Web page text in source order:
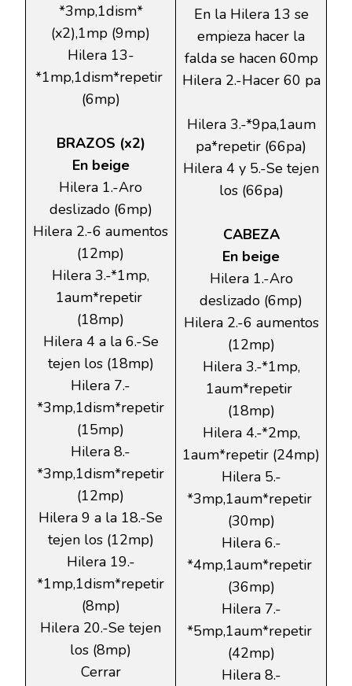
*3mp,1dism*
(x2),1mp (9mp)
Hilera 13-
*1mp,1dism*repetir
(6mp)
BRAZOS (x2)
En beige
Hilera 1.-Aro
deslizado (6mp)
Hilera 2.-6 aumentos
(12mp)
Hilera 3.-*1mp,
1aum*repetir
(18mp)
Hilera 4 a la 6.-Se
tejen los (18mp)
Hilera 7.-
*3mp,1dism*repetir
(15mp)
Hilera 8.-
*3mp,1dism*repetir
(12mp)
Hilera 9 a la 18.-Se
tejen los (12mp)
Hilera 19.-
*1mp,1dism*repetir
(8mp)
Hilera 20.-Se tejen
los (8mp)
Cerrar
En la Hilera 13 se
empieza hacer la
falda se hacen 60mp
Hilera 2.-Hacer 60 pa
Hilera 3.-*9pa,1aum
pa*repetir (66pa)
Hilera 4 y 5.-Se tejen
los (66pa)
CABEZA
En beige
Hilera 1.-Aro
deslizado (6mp)
Hilera 2.-6 aumentos
(12mp)
Hilera 3.-*1mp,
1aum*repetir
(18mp)
Hilera 4.-*2mp,
1aum*repetir (24mp)
Hilera 5.-
*3mp,1aum*repetir
(30mp)
Hilera 6.-
*4mp,1aum*repetir
(36mp)
Hilera 7.-
*5mp,1aum*repetir
(42mp)
Hilera 8.-